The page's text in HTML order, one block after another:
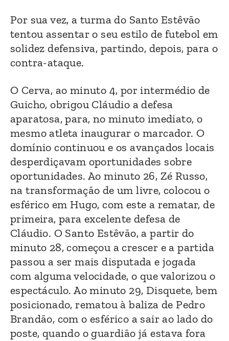
Por sua vez, a turma do Santo Estêvão
tentou assentar o seu estilo de futebol em
solidez defensiva, partindo, depois, para o
contra-ataque.
O Cerva, ao minuto 4, por intermédio de
Guicho, obrigou Cláudio a defesa
aparatosa, para, no minuto imediato, o
mesmo atleta inaugurar o marcador. O
domínio continuou e os avançados locais
desperdiçavam oportunidades sobre
oportunidades. Ao minuto 26, Zé Russo,
na transformação de um livre, colocou o
esférico em Hugo, com este a rematar, de
primeira, para excelente defesa de
Cláudio. O Santo Estêvão, a partir do
minuto 28, começou a crescer e a partida
passou a ser mais disputada e jogada
com alguma velocidade, o que valorizou o
espectáculo. Ao minuto 29, Disquete, bem
posicionado, rematou à baliza de Pedro
Brandão, com o esférico a sair ao lado do
poste, quando o guardião já estava fora